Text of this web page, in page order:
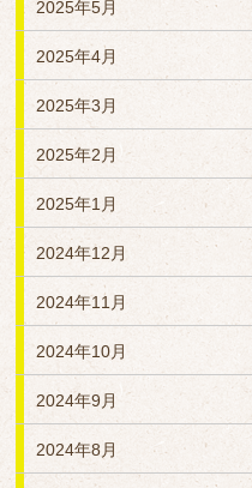
2025年5月
2025年4月
2025年3月
2025年2月
2025年1月
2024年12月
2024年11月
2024年10月
2024年9月
2024年8月